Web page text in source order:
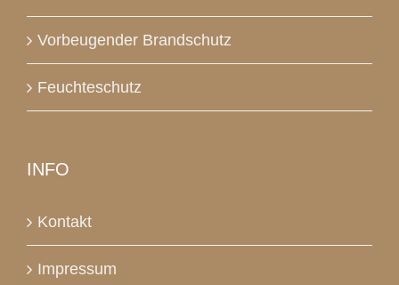
Vorbeugender Brandschutz
Feuchteschutz
INFO
Kontakt
Impressum